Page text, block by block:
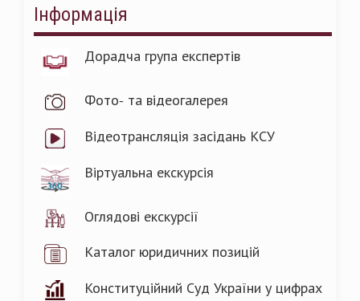
Інформація
Дорадча група експертів
Фото- та відеогалерея
Відеотрансляція засідань КСУ
Віртуальна екскурсія
Оглядові екскурсії
Каталог юридичних позицій
Конституційний Суд України у цифрах